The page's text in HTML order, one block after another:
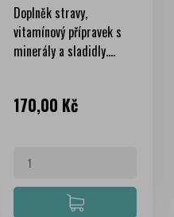
Doplněk stravy,
vitamínový přípravek s
minerály a sladidly....
Cena
170,00 Kč